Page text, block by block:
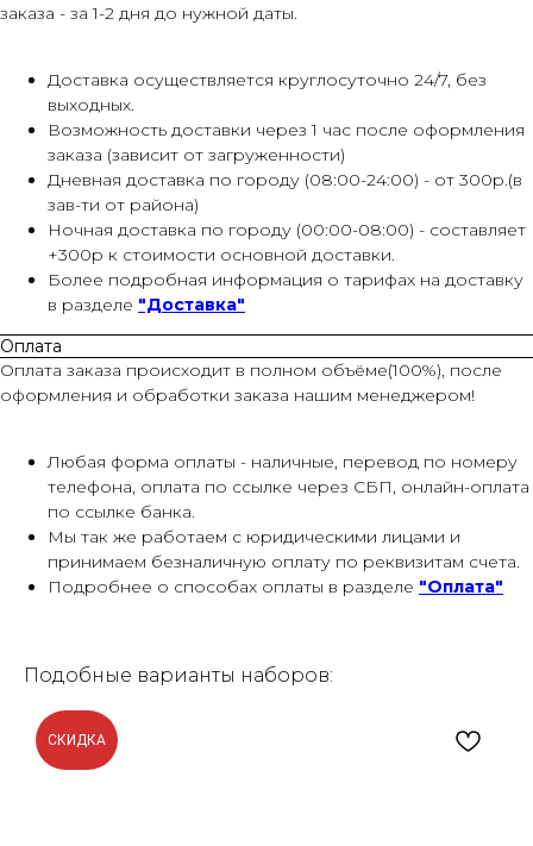
заказа - за 1-2 дня до нужной даты.
Доставка осуществляется круглосуточно 24/7, без
выходных.
Возможность доставки через 1 час после оформления
заказа (зависит от загруженности)
Дневная доставка по городу (08:00-24:00) - от 300р.(в
зав-ти от района)
Ночная доставка по городу (00:00-08:00) - составляет
+300р к стоимости основной доставки.
Более подробная информация о тарифах на доставку
в разделе "Доставка"
Оплата
Оплата заказа происходит в полном объёме(100%), после
оформления и обработки заказа нашим менеджером!
Любая форма оплаты - наличные, перевод по номеру
телефона, оплата по ссылке через СБП, онлайн-оплата
по ссылке банка.
Мы так же работаем с юридическими лицами и
принимаем безналичную оплату по реквизитам счета.
Подробнее о способах оплаты в разделе "Оплата"
Подобные варианты наборов:
СКИДКА